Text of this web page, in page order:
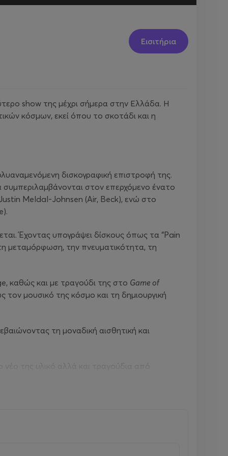
Εισιτήρια
show της μέχρι σήμερα στην Ελλάδα. Η
κόσμων, εκεί όπου το σκοτάδι και η
δισκογραφική επιστροφή της.
συμπεριλαμβάνονται στον επερχόμενο ένατο
Meldal-Johnsen (Air, Beck), ενώ στο
Έχοντας υπογράψει δίσκους όπως τα “Pain
μεταμόρφωση, την πνευματικότητα, τη
καθώς και με τραγούδι της στο Game of
τον μουσικό της κόσμο και τη δημιουργική
τη μοναδική αισθητική και
δραματική ερμηνεία.